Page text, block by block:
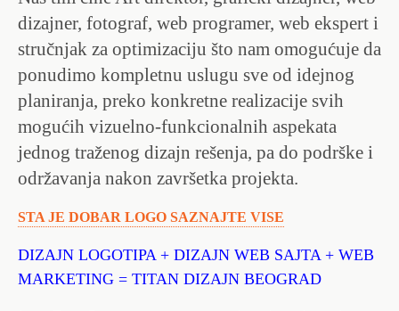
dizajner, fotograf, web programer, web ekspert i
stručnjak za optimizaciju što nam omogućuje da
ponudimo kompletnu uslugu sve od idejnog
planiranja, preko konkretne realizacije svih
mogućih vizuelno-funkcionalnih aspekata
jednog traženog dizajn rešenja, pa do podrške i
održavanja nakon završetka projekta.
STA JE DOBAR LOGO SAZNAJTE VISE
DIZAJN LOGOTIPA + DIZAJN WEB SAJTA + WEB
MARKETING = TITAN DIZAJN BEOGRAD